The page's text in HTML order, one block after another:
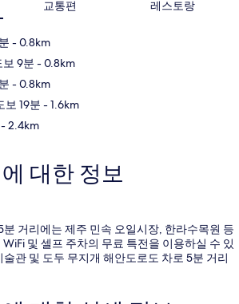
교통편 레스토랑
- 0.8km
9분 - 0.8km
- 0.8km
보 19분 - 1.6km
- 2.4km
대한 정보
분 거리에는 제주 민속 오일시장, 한라수목원 등
및 셀프 주차의 무료 특전을 이용하실 수 있
관 및 도두 무지개 해안도로도 차로 5분 거리